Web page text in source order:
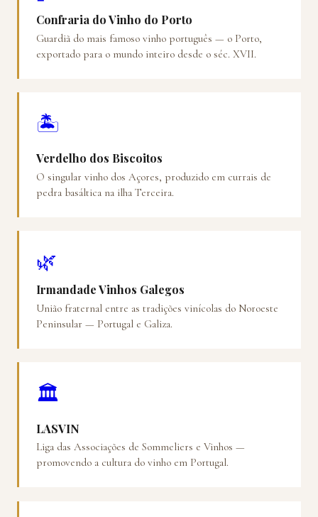
Confraria do Vinho do Porto
Guardiã do mais famoso vinho português — o Porto,
exportado para o mundo inteiro desde o séc. XVII.
🏝️
Verdelho dos Biscoitos
O singular vinho dos Açores, produzido em currais de
pedra basáltica na ilha Terceira.
🌿
Irmandade Vinhos Galegos
União fraternal entre as tradições vinícolas do Noroeste
Peninsular — Portugal e Galiza.
🏛️
LASVIN
Liga das Associações de Sommeliers e Vinhos —
promovendo a cultura do vinho em Portugal.